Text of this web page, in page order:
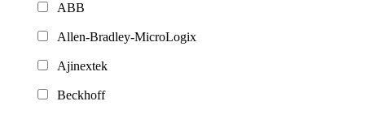
ABB
Allen-Bradley-MicroLogix
Ajinextek
Beckhoff